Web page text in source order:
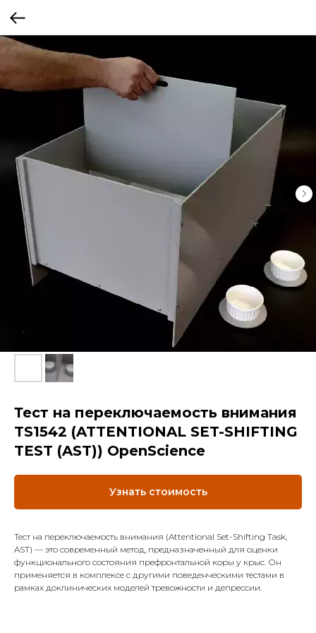
Тест на переключаемость внимания
TS1542 (ATTENTIONAL SET-SHIFTING
TEST (AST)) OpenScience
Узнать стоимость
Тест на переключаемость внимания (Attentional Set-Shifting Task,
AST) — это современный метод, предназначенный для оценки
функционального состояния префронтальной коры у крыс. Он
применяется в комплексе с другими поведенческими тестами в
рамках доклинических моделей тревожности и депрессии.